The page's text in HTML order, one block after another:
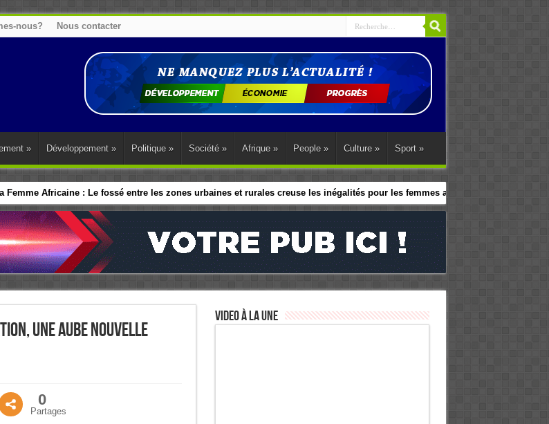
nous? Nous contacter
Afrique et dans le monde.
» Développement » Politique » Société » Afrique » People » Culture » Sport »
Africaine : Le fossé entre les zones urbaines et rurales creuse les inégalités pour les femmes africaines
une aube nouvelle
0
Partages
Video à la Une